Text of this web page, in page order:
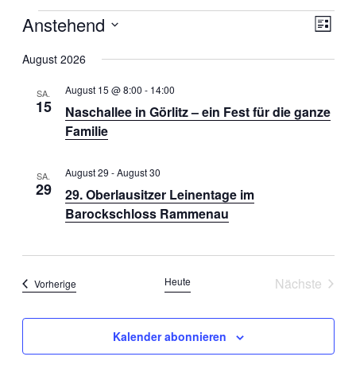
Veranstaltungen
Liste
Anstehend
wählen.
August 2026
SA.
15
Naschallee in Görlitz – ein Fest für die ganze
Familie
August 15 @ 8:00 - 14:00
SA.
29
29. Oberlausitzer Leinentage im
Barockschloss Rammenau
August 29 -August 30
VorherigeVeranstaltungen Heute
Nächste
Kalender abonnieren